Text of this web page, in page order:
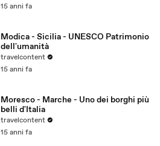
15 anni fa
Modica - Sicilia - UNESCO Patrimonio
dell'umanità
travelcontent
15 anni fa
Moresco - Marche - Uno dei borghi più
belli d'Italia
travelcontent
15 anni fa